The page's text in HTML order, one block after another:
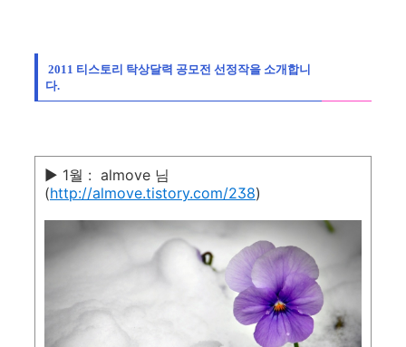
2011 티스토리 탁상달력 공모전 선정작을 소개합니
다.
▶ 1월 : almove 님
(http://almove.tistory.com/238)